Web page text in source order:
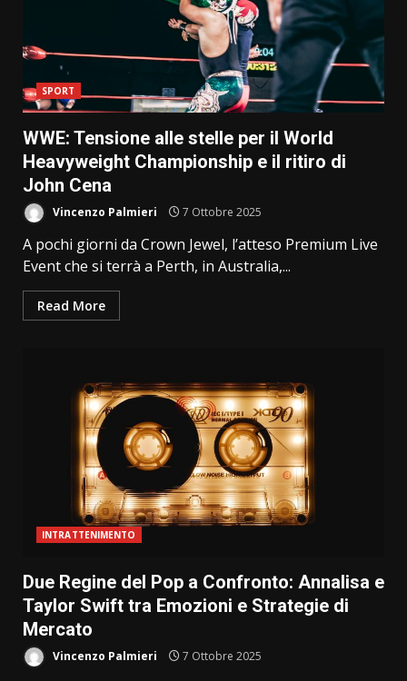
SPORT
WWE: Tensione alle stelle per il World
Heavyweight Championship e il ritiro di
John Cena
Vincenzo Palmieri 7 Ottobre 2025
A pochi giorni da Crown Jewel, l’atteso Premium Live
Event che si terrà a Perth, in Australia,...
Read More
INTRATTENIMENTO
Due Regine del Pop a Confronto: Annalisa e
Taylor Swift tra Emozioni e Strategie di
Mercato
Vincenzo Palmieri 7 Ottobre 2025